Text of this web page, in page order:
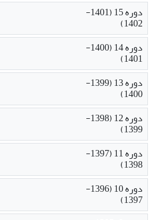
دوره 15 (1401-
1402)
دوره 14 (1400-
1401)
دوره 13 (1399-
1400)
دوره 12 (1398-
1399)
دوره 11 (1397-
1398)
دوره 10 (1396-
1397)